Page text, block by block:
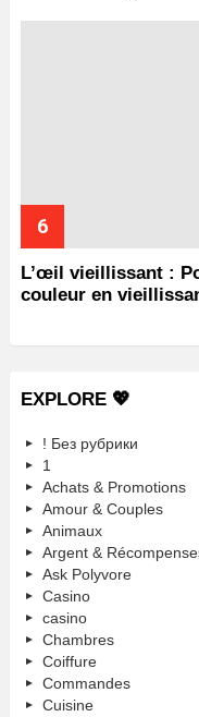
L’œil vieillissant :
couleur en
EXPLORE 💖
! Без рубрики
1
Achats & Promotions
Amour & Couples
Animaux
Argent &
Ask Polyvore
Casino
casino
Chambres
Coiffure
Commandes
Cuisine